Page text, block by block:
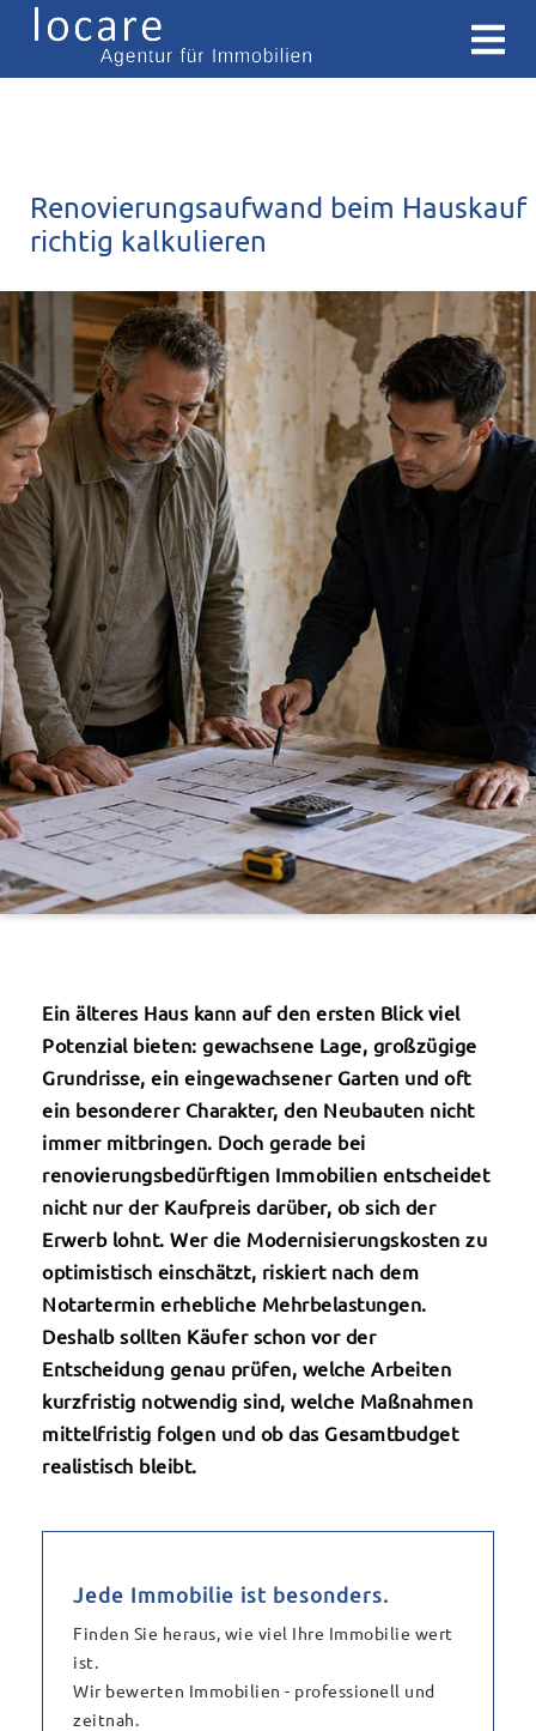
Renovierungsaufwand beim Hauskauf
richtig kalkulieren
Ein älteres Haus kann auf den ersten Blick viel
Potenzial bieten: gewachsene Lage, großzügige
Grundrisse, ein eingewachsener Garten und oft
ein besonderer Charakter, den Neubauten nicht
immer mitbringen. Doch gerade bei
renovierungsbedürftigen Immobilien entscheidet
nicht nur der Kaufpreis darüber, ob sich der
Erwerb lohnt. Wer die Modernisierungskosten zu
optimistisch einschätzt, riskiert nach dem
Notartermin erhebliche Mehrbelastungen.
Deshalb sollten Käufer schon vor der
Entscheidung genau prüfen, welche Arbeiten
kurzfristig notwendig sind, welche Maßnahmen
mittelfristig folgen und ob das Gesamtbudget
realistisch bleibt.
Jede Immobilie ist besonders.
Finden Sie heraus, wie viel Ihre Immobilie wert
ist.
Wir bewerten Immobilien - professionell und
zeitnah.